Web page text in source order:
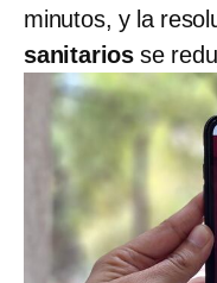
minutos, y la
sanitariosse